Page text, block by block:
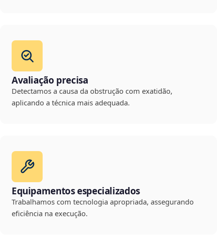
Avaliação precisa
Detectamos a causa da obstrução com exatidão,
aplicando a técnica mais adequada.
Equipamentos especializados
Trabalhamos com tecnologia apropriada, assegurando
eficiência na execução.